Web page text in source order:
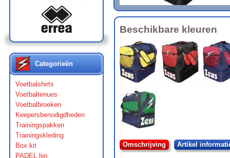
Categorieën
Voetbalshirts
Voetbaltenues
Voetbalbroeken
Keepersbenodigdheden
Trainingspakken
Trainingskleding
Box kit
PADEL lijn
Beschikbare kleuren
Omschrijving Artikel